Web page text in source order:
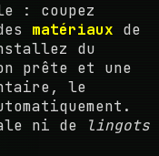
: coupez
matériaux de
du
prête et une
le
ni de
lingots